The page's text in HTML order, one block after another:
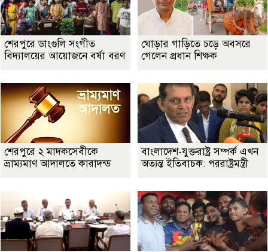
শেরপুরে ডাংগুলি সংগীত
বিদ্যালয়ের আয়োজনে বর্ষা বরণ
ঘোড়ার গাড়িতে চড়ে অবসরে
গেলেন প্রধান শিক্ষক
শেরপুরে ২ মাদকসেবীকে
ভ্রাম্যমাণ আদালতে কারাদন্ড
বাংলাদেশ-যুক্তরাষ্ট্র সম্পর্ক এখন
অত্যন্ত ইতিবাচক: পররাষ্ট্রমন্ত্রী